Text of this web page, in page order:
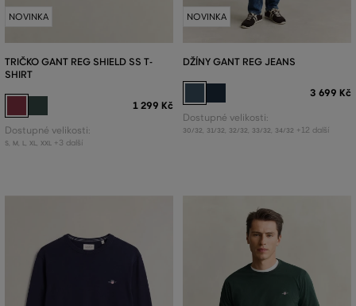
NOVINKA
TRIČKO GANT REG SHIELD SS T-
SHIRT
1 299 Kč
Dostupné velikosti:
S, M L XL XXL +3 další
NOVINKA
DŽÍNY GANT REG JEANS
3 699 Kč
Dostupné velikosti:
30/32 31/32 32/32 33/32 34/32 +12 další